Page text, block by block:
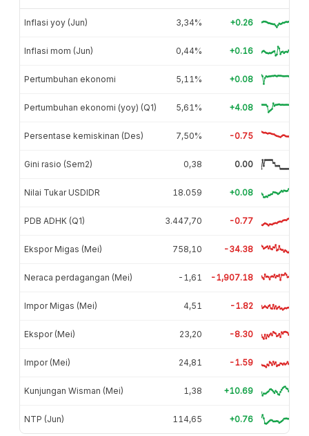
Inflasi yoy (Jun) 3,34% +0.26
Inflasi mom (Jun) 0,44% +0.16
Pertumbuhan ekonomi 5,11% +0.08
Pertumbuhan ekonomi (yoy) (Q1) 5,61% +4.08
Persentase kemiskinan (Des) 7,50% -0.75
Gini rasio (Sem2) 0,38 0.00
Nilai Tukar USDIDR 18.059 +0.08
PDB ADHK (Q1) 3.447,70 -0.77
Ekspor Migas (Mei) 758,10 -34.38
Neraca perdagangan (Mei) -1,61 -1,907.18
Impor Migas (Mei) 4,51 -1.82
Ekspor (Mei) 23,20 -8.30
Impor (Mei) 24,81 -1.59
Kunjungan Wisman (Mei) 1,38 +10.69
NTP (Jun) 114,65 +0.76